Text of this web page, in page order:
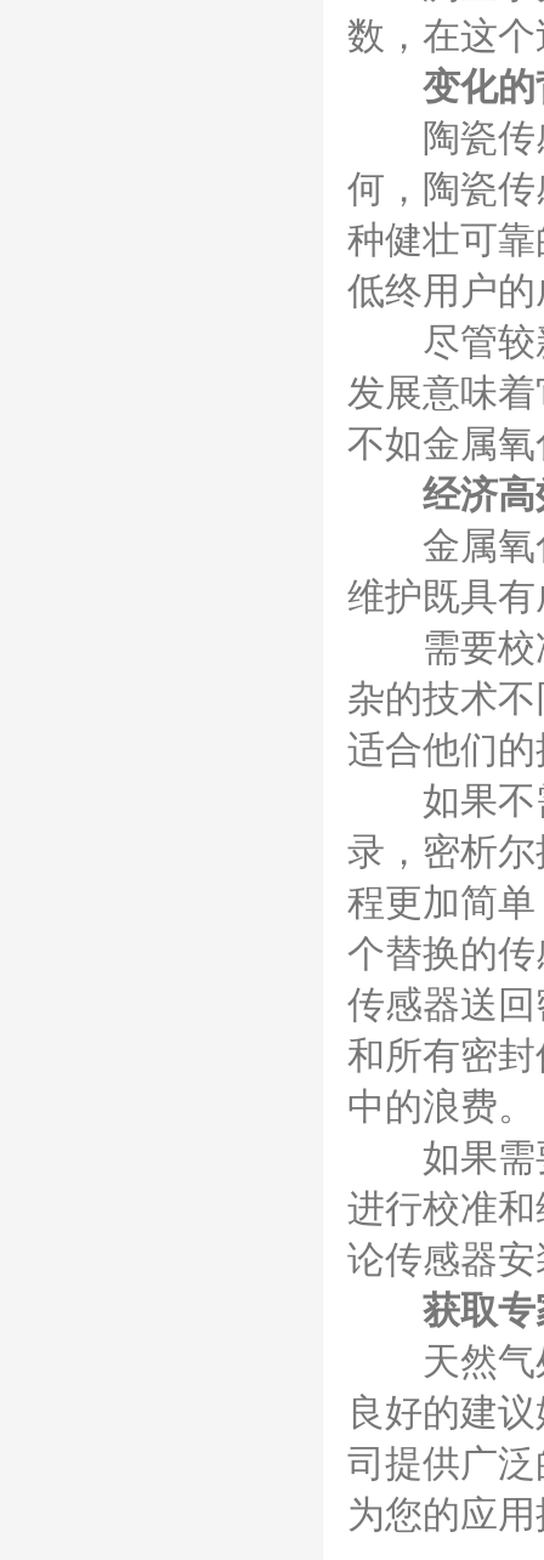
数，在这
变化的
陶瓷传感
何，陶瓷
种健壮可
低终用户
尽管较新
发展意味
不如金属
经济
金属氧化
维护既具
需要校准
杂的技术
适合他们
如果不需
录，密析
程更加简
个替换的
传感器送
和所有密
中的浪费。
如果需要
进行校准
论传感器
获取
天然气处
良好的建
司提供广
为您的应